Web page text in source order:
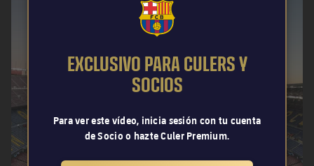
FCB Barcelona badge
EXCLUSIVO PARA CULERS Y
SOCIOS
Para ver este vídeo, inicia sesión con tu cuenta
de Socio o hazte Culer Premium.